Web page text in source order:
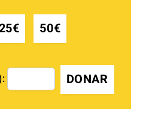
50€
DONAR